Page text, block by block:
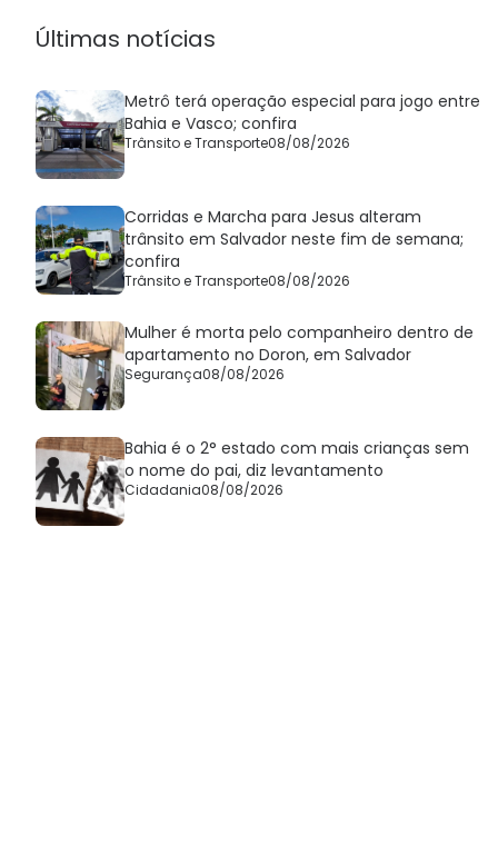
Últimas notícias
Metrô terá operação especial para jogo entre
Bahia e Vasco; confira
Trânsito e Transporte08/08/2026
Corridas e Marcha para Jesus alteram
trânsito em Salvador neste fim de semana;
confira
Trânsito e Transporte08/08/2026
Mulher é morta pelo companheiro dentro de
apartamento no Doron, em Salvador
Segurança08/08/2026
Bahia é o 2° estado com mais crianças sem
o nome do pai, diz levantamento
Cidadania08/08/2026